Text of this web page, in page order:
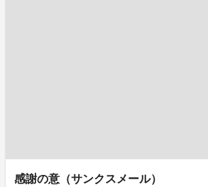
感謝の意（サンクスメール）